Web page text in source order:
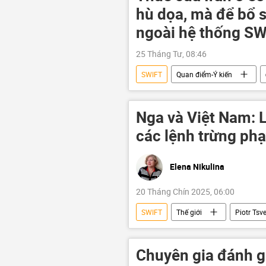
hù dọa, mà để bổ
ngoài hệ thống
25 Tháng Tư, 08:46
SWIFT Quan điểm-Ý kiến
Thế giới
Chính trị
Nga và Việt Nam:
các lệnh trừng
Elena Nikulina
20 Tháng Chín 2025, 06:00
SWIFT Thế giới Piotr
Nikolai Patrushev
Việt Nam
Nga
Kinh tế Thái
Chuyên gia đánh